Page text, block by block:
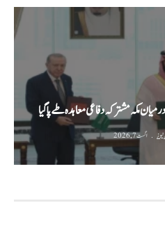
مکہ مشترکہ دفاعی معاہدہ طے پا گیا
اگست 7, 2026